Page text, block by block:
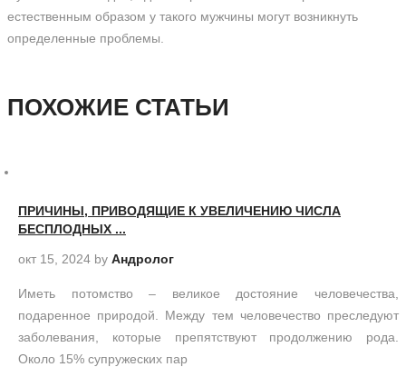
естественным образом у такого мужчины могут возникнуть
определенные проблемы.
ПОХОЖИЕ СТАТЬИ
ПРИЧИНЫ, ПРИВОДЯЩИЕ К УВЕЛИЧЕНИЮ ЧИСЛА
БЕСПЛОДНЫХ ...
окт 15, 2024 by Андролог
Иметь потомство – великое достояние человечества,
подаренное природой. Между тем человечество преследуют
заболевания, которые препятствуют продолжению рода.
Около 15% супружеских пар